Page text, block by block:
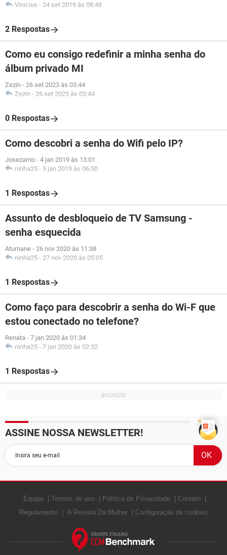
Vinicius - 24 set 2019 às 08:48
2 Respostas
Como eu consigo redefinir a minha senha do
álbum privado MI
Zezin - 26 set 2023 às 03:44
Zezin - 26 set 2023 às 03:44
0 Respostas
Como descobri a senha do Wifi pelo IP?
Josezamo - 4 jan 2019 às 13:01
ninha25 - 5 jan 2019 às 06:50
1 Respostas
Assunto de desbloqueio de TV Samsung -
senha esquecida
Atumane - 26 nov 2020 às 11:38
ninha25 - 27 nov 2020 às 05:05
1 Respostas
Como faço para descobrir a senha do Wi-F que
estou conectado no telefone?
Renata - 7 jan 2020 às 01:34
ninha25 - 7 jan 2020 às 02:32
1 Respostas
ASSINE NOSSA NEWSLETTER!
Equipe Termos de uso Política de Privacidade
Contato
Regulamento
A Revista Da Mulher Configuração de cookies